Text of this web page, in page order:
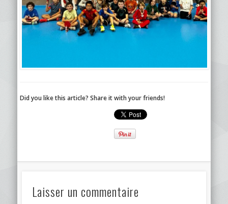
Did you like this article? Share it with your friends!
Laisser un commentaire